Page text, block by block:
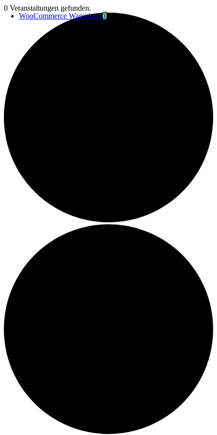
Zum
InhaltWooCommerce Warenkorb0
0 Veranstaltungen gefunden.